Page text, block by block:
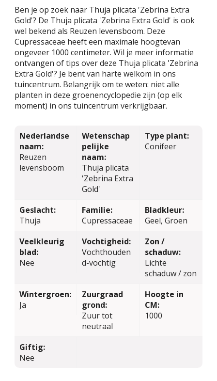
Ben je op zoek naar Thuja plicata 'Zebrina Extra
Gold'? De Thuja plicata 'Zebrina Extra Gold' is ook
wel bekend als Reuzen levensboom. Deze
Cupressaceae heeft een maximale hoogtevan
ongeveer 1000 centimeter. Wil je meer informatie
ontvangen of tips over deze Thuja plicata 'Zebrina
Extra Gold'? Je bent van harte welkom in ons
tuincentrum. Belangrijk om te weten: niet alle
planten in deze groenencyclopedie zijn (op elk
moment) in ons tuincentrum verkrijgbaar.
Nederlandse
naam:
Reuzen
levensboom
Wetenschap
pelijke
naam:
Thuja plicata
'Zebrina Extra
Gold'
Type plant:
Conifeer
Geslacht:
Thuja
Familie:
Cupressaceae
Bladkleur:
Geel, Groen
Veelkleurig
blad:
Nee
Vochtigheid:
Vochthouden
d-vochtig
Zon /
schaduw:
Lichte
schaduw / zon
Wintergroen:
Ja
Zuurgraad
grond:
Zuur tot
neutraal
Hoogte in
CM:
1000
Giftig:
Nee